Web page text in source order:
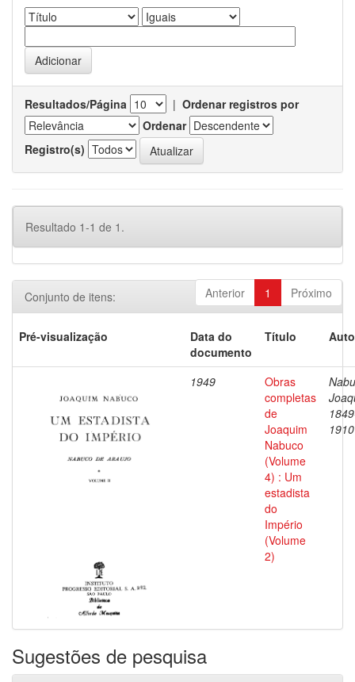
Resultados/Página | Ordenar registros por
Ordenar
Registro(s)
Resultado 1-1 de 1.
Anterior 1 Próximo
Conjunto de itens:
Pré-visualização
Data do
documento
Título
1949
Obras
completas
de
Joaquim
Nabuco
(Volume
4) : Um
estadista
do
Império
(Volume
2)
1910
Sugestões de pesquisa